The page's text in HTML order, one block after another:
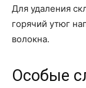
Для удаления
горячий утюг
волокна.
Особые